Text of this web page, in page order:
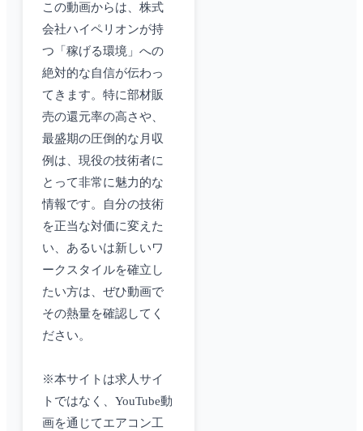
この動画からは、株式
会社ハイペリオンが持
つ「稼げる環境」への
絶対的な自信が伝わっ
てきます。特に部材販
売の還元率の高さや、
最盛期の圧倒的な月収
例は、現役の技術者に
とって非常に魅力的な
情報です。自分の技術
を正当な対価に変えた
い、あるいは新しいワ
ークスタイルを確立し
たい方は、ぜひ動画で
その熱量を確認してく
ださい。
※本サイトは求人サイ
トではなく、YouTube動
画を通じてエアコン工